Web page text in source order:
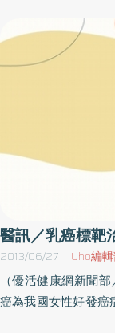
醫訊／乳癌標靶
2013/06/27 Uho編
（優活健康網新聞
癌為我國女性好發癌